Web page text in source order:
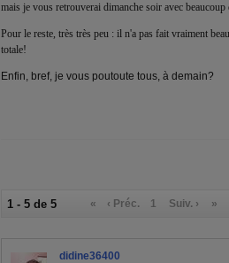
mais je vous retrouverai dimanche soir avec beaucoup
Pour le reste, très très peu : il n'a pas fait vraiment
totale!
Enfin, bref, je vous poutoute tous, à demain?
1 - 5 de 5 « ‹ Préc. 1 Suiv. › »
didine36400